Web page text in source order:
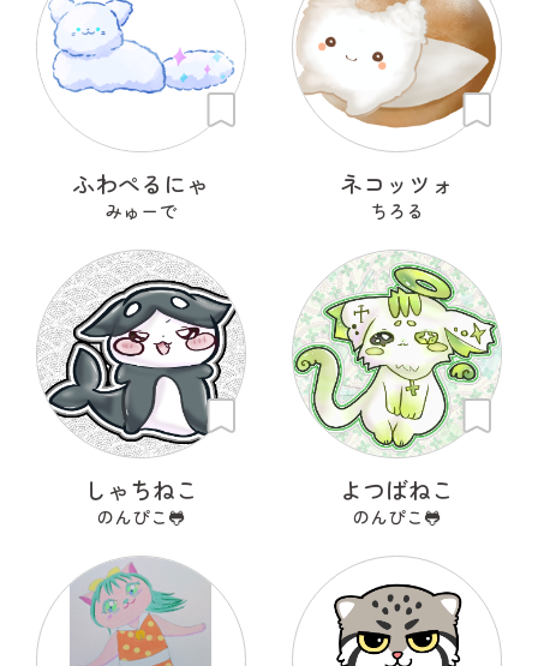
ふわぺるにゃ
みゅーで
ネコッツォ
ちろる
しゃちねこ
のんぴこ🐸
よつばねこ
のんぴこ🐸